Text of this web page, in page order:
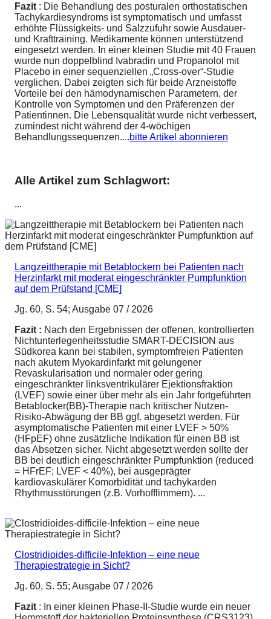
Fazit : Die Behandlung des posturalen orthostatischen
Tachykardiesyndroms ist symptomatisch und umfasst
erhöhte Flüssigkeits- und Salzzufuhr sowie Ausdauer-
und Krafttraining. Medikamente können unterstützend
eingesetzt werden. In einer kleinen Studie mit 40 Frauen
wurde nun doppelblind Ivabradin und Propanolol mit
Placebo in einer sequenziellen „Cross-over“-Studie
verglichen. Dabei zeigten sich für beide Arzneistoffe
Vorteile bei den hämodynamischen Parametern, der
Kontrolle von Symptomen und den Präferenzen der
Patientinnen. Die Lebensqualität wurde nicht verbessert,
zumindest nicht während der 4-wöchigen
Behandlungssequenzen....bitte Artikel abonnieren
Alle Artikel zum Schlagwort:
...
Langzeittherapie mit Betablockern bei Patienten nach
Herzinfarkt mit moderat eingeschränkter Pumpfunktion
auf dem Prüfstand [CME]
Jg. 60, S. 54; Ausgabe 07 / 2026
Fazit : Nach den Ergebnissen der offenen, kontrollierten
Nichtunterlegenheitsstudie SMART-DECISION aus
Südkorea kann bei stabilen, symptomfreien Patienten
nach akutem Myokardinfarkt mit gelungener
Revaskularisation und normaler oder gering
eingeschränkter linksventrikulärer Ejektionsfraktion
(LVEF) sowie einer über mehr als ein Jahr fortgeführten
Betablocker(BB)-Therapie nach kritischer Nutzen-
Risiko-Abwägung der BB ggf. abgesetzt werden. Für
asymptomatische Patienten mit einer LVEF > 50%
(HFpEF) ohne zusätzliche Indikation für einen BB ist
das Absetzen sicher. Nicht abgesetzt werden sollte der
BB bei deutlich eingeschränkter Pumpfunktion (reduced
= HFrEF; LVEF < 40%), bei ausgeprägter
kardiovaskulärer Komorbidität und tachykarden
Rhythmusstörungen (z.B. Vorhofflimmern). ...
Clostridioides-difficile-Infektion – eine neue
Therapiestrategie in Sicht?
Jg. 60, S. 55; Ausgabe 07 / 2026
Fazit : In einer kleinen Phase-II-Studie wurde ein neuer